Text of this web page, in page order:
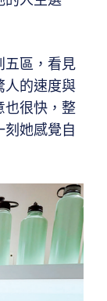
五區，看見
人的速度與
也很快，整
刻她感覺自